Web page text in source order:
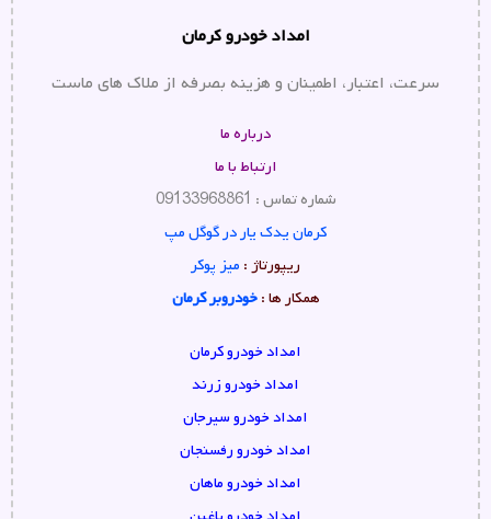
امداد خودرو کرمان
سرعت، اعتبار، اطمینان و هزینه بصرفه از ملاک های ماست
درباره ما
ارتباط با ما
شماره تماس : 09133968861
کرمان یدک یار در گوگل مپ
ریپورتاژ : میز پوکر
همکار ها :خودروبر کرمان
امداد خودرو کرمان
امداد خودرو زرند
امداد خودرو سیرجان
امداد خودرو رفسنجان
امداد خودرو ماهان